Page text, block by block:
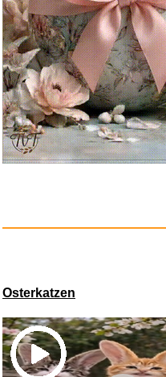
Osterkatzen